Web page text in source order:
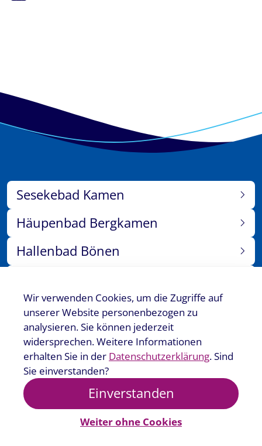
Sesekebad Kamen
Häupenbad Bergkamen
Hallenbad Bönen
Events
Jobs
Kurse
Wir verwenden Cookies, um die Zugriffe auf
unserer Website personenbezogen zu
analysieren. Sie können jederzeit
widersprechen. Weitere Informationen
erhalten Sie in der Datenschutzerklärung. Sind
Sie einverstanden?
Einverstanden
Weiter ohne Cookies